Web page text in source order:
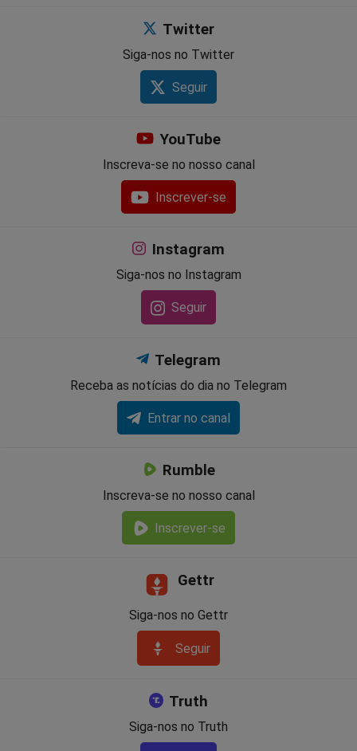
Twitter
Siga-nos no Twitter
Seguir
YouTube
Inscreva-se no nosso canal
Inscrever-se
Instagram
Siga-nos no Instagram
Seguir
Telegram
Receba as notícias do dia no Telegram
Entrar no canal
Rumble
Inscreva-se no nosso canal
Inscrever-se
Gettr
Siga-nos no Gettr
Seguir
Truth
Siga-nos no Truth